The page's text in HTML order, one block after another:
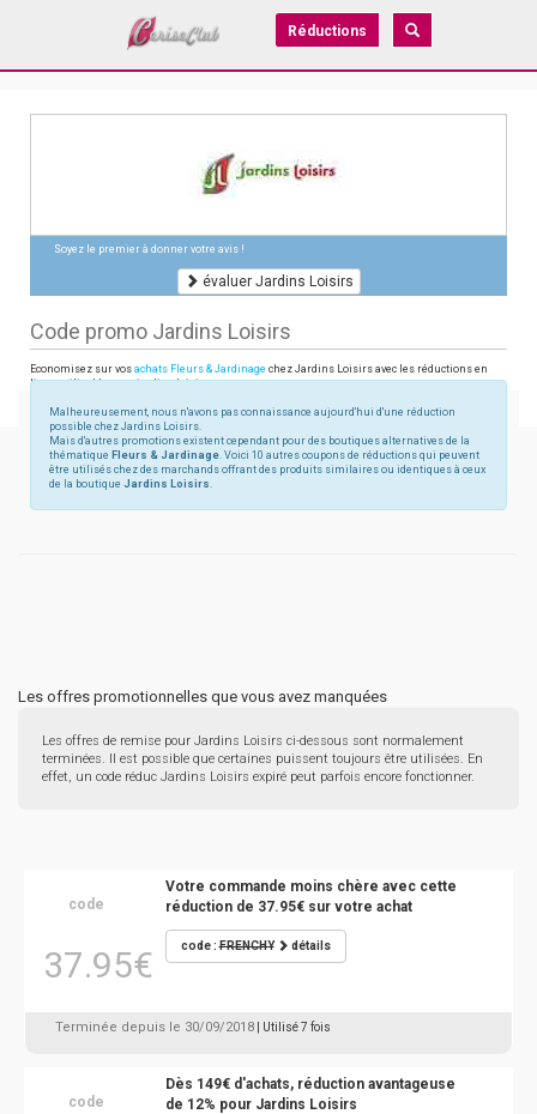
Réductions
Soyez le premier à donner votre avis !
évaluer Jardins Loisirs
Code promo Jardins Loisirs
Economisez sur vos achats Fleurs & Jardinage chez Jardins Loisirs avec les réductions en
ligne utilisables sur jardins-loisirs.com
Malheureusement, nous n'avons pas connaissance aujourd'hui d'une réduction
possible chez Jardins Loisirs.
Mais d'autres promotions existent cependant pour des boutiques alternatives de la
thématique Fleurs & Jardinage. Voici 10 autres coupons de réductions qui peuvent
être utilisés chez des marchands offrant des produits similaires ou identiques à ceux
de la boutique Jardins Loisirs.
Les offres promotionnelles que vous avez manquées
Les offres de remise pour Jardins Loisirs ci-dessous sont normalement
terminées. Il est possible que certaines puissent toujours être utilisées. En
effet, un code réduc Jardins Loisirs expiré peut parfois encore fonctionner.
code
37.95€
Votre commande moins chère avec cette
réduction de 37.95€ sur votre achat
code :FRENCHY détails
Terminée depuis le 30/09/2018 | Utilisé 7 fois
code
Dès 149€ d'achats, réduction avantageuse
de 12% pour Jardins Loisirs